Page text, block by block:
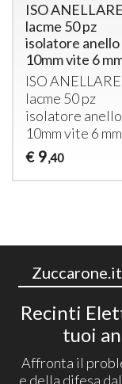
ISO ANELLARE
lacme 50 pz
isolatore
10mm vite 6
ISOANELLARE
lacme 50 pz
isolatore
10mm vite 6 mm
€ 9,40
Recinti
tuoi
Affronta il
e della difesa